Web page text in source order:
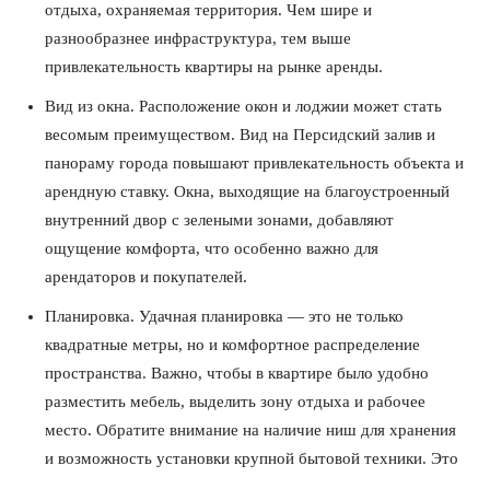
отдыха, охраняемая территория. Чем шире и
разнообразнее инфраструктура, тем выше
привлекательность квартиры на рынке аренды.
Вид из окна. Расположение окон и лоджии может стать
весомым преимуществом. Вид на Персидский залив и
панораму города повышают привлекательность объекта и
арендную ставку. Окна, выходящие на благоустроенный
внутренний двор с зелеными зонами, добавляют
ощущение комфорта, что особенно важно для
арендаторов и покупателей.
Планировка. Удачная планировка — это не только
квадратные метры, но и комфортное распределение
пространства. Важно, чтобы в квартире было удобно
разместить мебель, выделить зону отдыха и рабочее
место. Обратите внимание на наличие ниш для хранения
и возможность установки крупной бытовой техники. Это